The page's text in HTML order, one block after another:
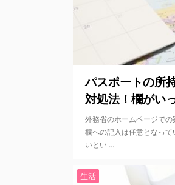
パスポートの所
対処法！欄がい
外務省のホームページで
欄への記入は任意となっ
いとい ...
生活